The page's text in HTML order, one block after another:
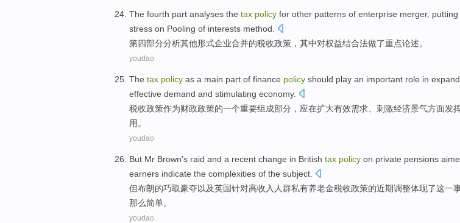
The fourth part analyses the tax policy for other patterns of enterprise merger, putting
stress on Pooling of interests method.
第四部分分析其他形式企业合并的税收政策 ，其中对权益结合法做了重点论述。
youdao
The tax policy as a main part of finance policy should play an important role in
effective demand and stimulating economy.
税收政策作为财政政策的一个重要组成部分 ， 应在扩大有效需求 刺激经济景气方面发
用 。
youdao
But Mr Brown's raid and a recent change in British tax policy on private pensions
earners indicate the complexities of the subject.
但布朗的巧取豪夺以及英国针对高收入人群私有养老金税收政策的近期调整体现了这一
那么简单。
youdao